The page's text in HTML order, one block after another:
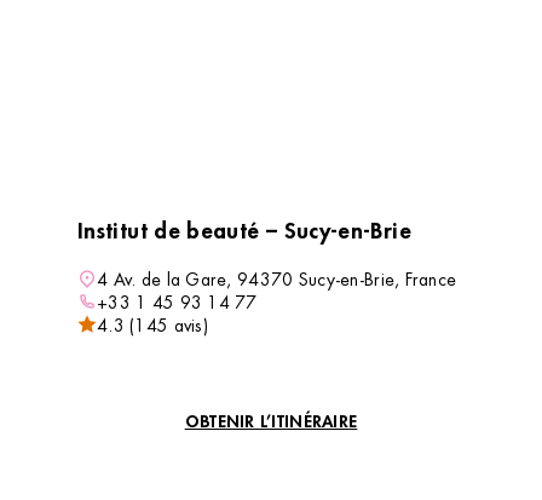
Institut de beauté – Sucy-en-Brie
4 Av. de la Gare, 94370 Sucy-en-Brie, France
+33 1 45 93 14 77
4.3 (145 avis)
OBTENIR L’ITINÉRAIRE